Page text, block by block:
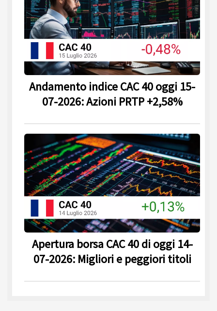
Andamento indice CAC 40 oggi 15-
07-2026: Azioni PRTP +2,58%
Apertura borsa CAC 40 di oggi 14-
07-2026: Migliori e peggiori titoli